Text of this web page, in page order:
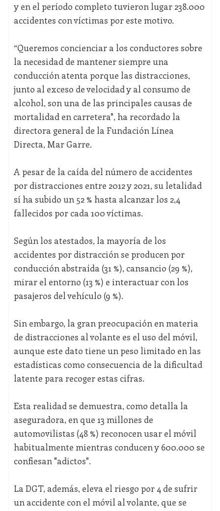
y en el período completo tuvieron lugar 238.000
accidentes con víctimas por este motivo.
“Queremos concienciar a los conductores sobre
la necesidad de mantener siempre una
conducción atenta porque las distracciones,
junto al exceso de velocidad y al consumo de
alcohol, son una de las principales causas de
mortalidad en carretera", ha recordado la
directora general de la Fundación Línea
Directa, Mar Garre.
A pesar de la caída del número de accidentes
por distracciones entre 2012 y 2021, su letalidad
sí ha subido un 52 % hasta alcanzar los 2,4
fallecidos por cada 100 víctimas.
Según los atestados, la mayoría de los
accidentes por distracción se producen por
conducción abstraída (31 %), cansancio (29 %),
mirar el entorno (13 %) e interactuar con los
pasajeros del vehículo (9 %).
Sin embargo, la gran preocupación en materia
de distracciones al volante es el uso del móvil,
aunque este dato tiene un peso limitado en las
estadísticas como consecuencia de la dificultad
latente para recoger estas cifras.
Esta realidad se demuestra, como detalla la
aseguradora, en que 13 millones de
automovilistas (48 %) reconocen usar el móvil
habitualmente mientras conducen y 600.000 se
confiesan "adictos".
La DGT, además, eleva el riesgo por 4 de sufrir
un accidente con el móvil al volante, que se